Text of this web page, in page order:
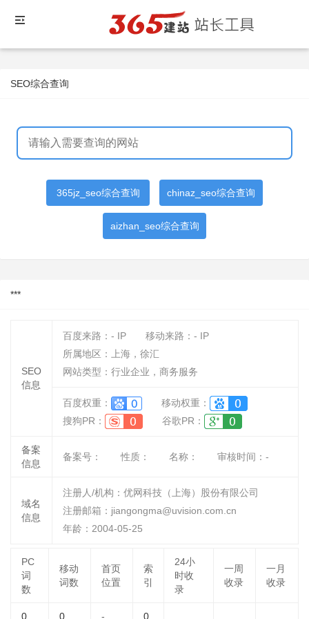
SEO综合查询
365jz_seo综合查询 chinaz_seo综合查询
aizhan_seo综合查询
***
SEO
信息
百度来路： - IP 移动来路： - IP
所属地区：上海，徐汇
网站类型：行业企业，商务服务
百度权重：
移动权重：
搜狗PR：
谷歌PR：
备案
信息
备案号： 性质： 名称： 审核时间： -
域名
信息
注册人/机构：优网科技（上海）股份有限公司
注册邮箱：jiangongma@uvision.com.cn
年龄：2004-05-25
PC
词
数
移动
词数
首页
位置
索
引
24小
时收
录
一周
收录
一月
收录
0 0 - 0